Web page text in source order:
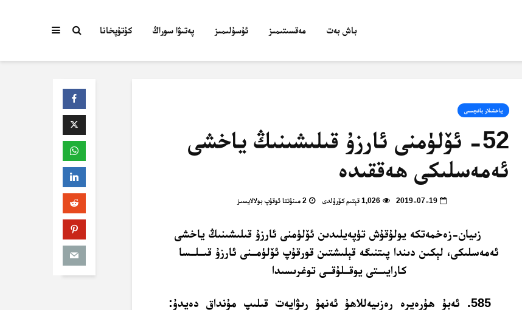
باش بەت مەقسىتىمىز ئۇسۇلىمىز پەتىۋا سوراڭ كۇتۇپخانا
ياخشىلار باغچىسى
52- ئۆلۈمنى ئارزۇ قىلىشىنىڭ ياخشى
ئەمەسلىكى ھەققىدە
2019-07-19 1,026 قېتىم كۆرۈلدى 2 مىنۇتتا ئوقۇپ بولالايسىز
زىيان-زەخمەتكە يولۇقۇش تۈپەيلىدىن ئۆلۈمنى ئارزۇ قىلىشىنىڭ ياخشى
ئەمەسلىكى، لېكىن دىندا پىتنىگە قېلىشتىن قورقۇپ ئۆلۈمــنى ئارزۇ قىــلــسا
كارايىــتى يوقــلۇقــى توغرىسىدا
585. ئەبۇ ھۇرەيرە رەزىيەللاھۇ ئەنھۇ رىۋايەت قىلىپ مۇنداق دەيدۇ: